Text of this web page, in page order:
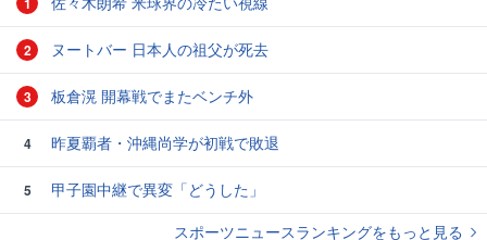
2 ヌートバー 日本人の祖父が死去
3 板倉滉 開幕戦でまたベンチ外
4 昨夏覇者・沖縄尚学が初戦で敗退
5
甲子園中継で異変「どうした」
スポーツニュースランキングをもっと見る